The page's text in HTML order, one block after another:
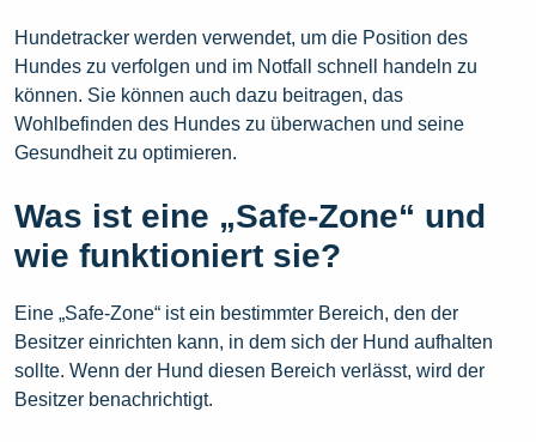
Hundetracker werden verwendet, um die Position des
Hundes zu verfolgen und im Notfall schnell handeln zu
können. Sie können auch dazu beitragen, das
Wohlbefinden des Hundes zu überwachen und seine
Gesundheit zu optimieren.
Was ist eine „Safe-Zone“ und
wie funktioniert sie?
Eine „Safe-Zone“ ist ein bestimmter Bereich, den der
Besitzer einrichten kann, in dem sich der Hund aufhalten
sollte. Wenn der Hund diesen Bereich verlässt, wird der
Besitzer benachrichtigt.